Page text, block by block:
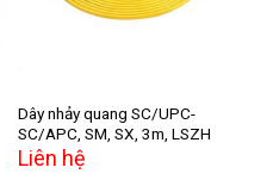
Dây nhảy quang SC/UPC-
SC/APC, SM, SX, 3m, LSZH
Liên hệ